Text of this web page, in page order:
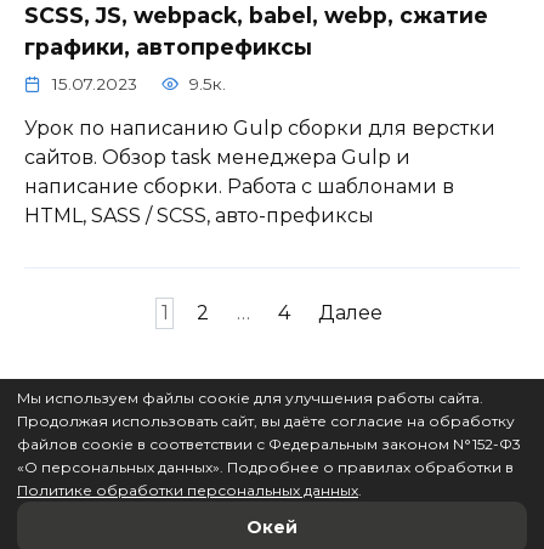
Мы используем файлы соокіе для улучшения работы сайта.
Продолжая использовать сайт, вы даёте согласие на обработку
файлов соокіе в соответствии с Федеральным законом N°152-Ф3
«O персональных данных». Подробнее о правилах обработки в
Политике обработки персональных данных.
Окей
SCSS, JS, webpack, babel, webp, сжатие
графики, автопрефиксы
15.07.2023 9.5к.
Урок по написанию Gulp сборки для верстки
сайтов. Обзор task менеджера Gulp и
написание сборки. Работа с шаблонами в
HTML, SASS / SCSS, авто-префиксы
1 2 … 4 Далее
© 2026 ВебКадеми